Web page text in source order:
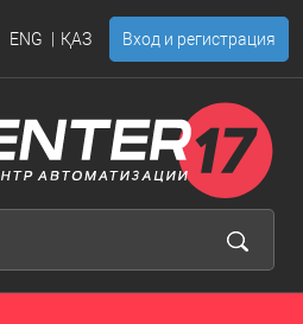
ENG ҚАЗ Вход и регистрация